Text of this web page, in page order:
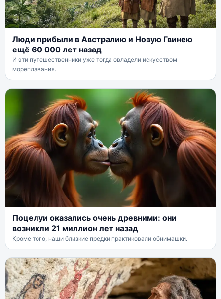
Люди прибыли в Австралию и Новую Гвинею
ещё 60 000 лет назад
И эти путешественники уже тогда овладели искусством
мореплавания.
Поцелуи оказались очень древними: они
возникли 21 миллион лет назад
Кроме того, наши близкие предки практиковали обнимашки.